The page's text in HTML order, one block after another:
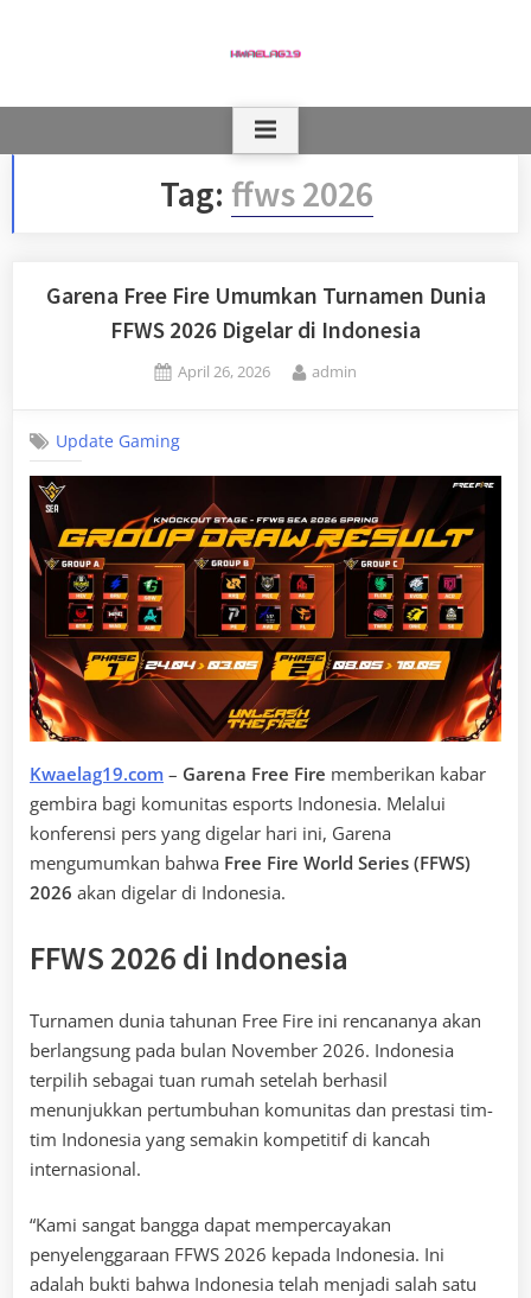
Tag: ffws 2026
Garena Free Fire Umumkan Turnamen Dunia
FFWS 2026 Digelar di Indonesia
Posted
April 26, 2026 By
admin
Update Gaming
Kwaelag19.com – Garena Free Fire memberikan kabar
gembira bagi komunitas esports Indonesia. Melalui
konferensi pers yang digelar hari ini, Garena
mengumumkan bahwa Free Fire World Series (FFWS)
2026 akan digelar di Indonesia.
FFWS 2026 di Indonesia
Turnamen dunia tahunan Free Fire ini rencananya akan
berlangsung pada bulan November 2026. Indonesia
terpilih sebagai tuan rumah setelah berhasil
menunjukkan pertumbuhan komunitas dan prestasi tim-
tim Indonesia yang semakin kompetitif di kancah
internasional.
“Kami sangat bangga dapat mempercayakan
penyelenggaraan FFWS 2026 kepada Indonesia. Ini
adalah bukti bahwa Indonesia telah menjadi salah satu